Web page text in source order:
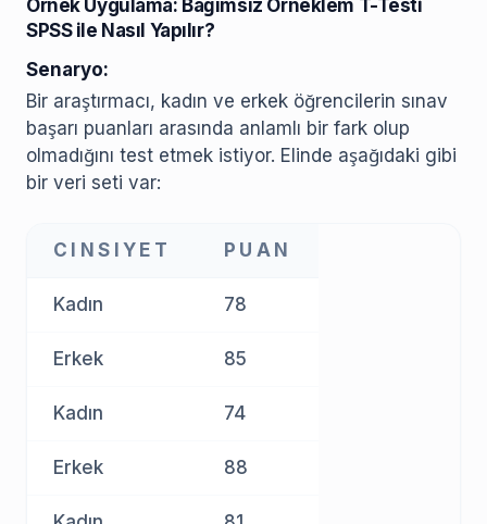
Örnek Uygulama: Bağımsız Örneklem T-Testi
SPSS ile Nasıl Yapılır?
Senaryo:
Bir araştırmacı, kadın ve erkek öğrencilerin sınav
başarı puanları arasında anlamlı bir fark olup
olmadığını test etmek istiyor. Elinde aşağıdaki gibi
bir veri seti var:
CINSIYET PUAN
Kadın 78
Erkek 85
Kadın 74
Erkek 88